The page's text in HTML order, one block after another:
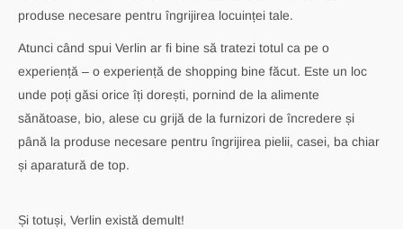
produse necesare pentru îngrijirea locuinței tale.
Atunci când spui Verlin ar fi bine să tratezi totul ca pe o
experiență – o experiență de shopping bine făcut. Este un loc
unde poți găsi orice îți dorești, pornind de la alimente
sănătoase, bio, alese cu grijă de la furnizori de încredere și
până la produse necesare pentru îngrijirea pielii, casei, ba chiar
și aparatură de top.
Și totuși, Verlin există demult!